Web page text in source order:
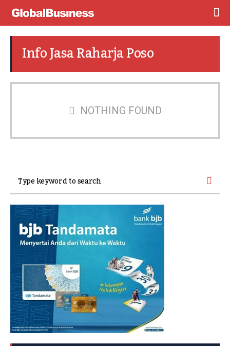
Info Jasa Raharja Poso
NOTHING FOUND